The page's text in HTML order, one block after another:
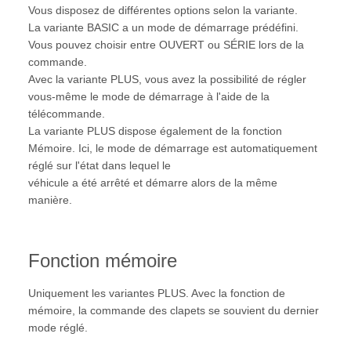
Vous disposez de différentes options selon la variante.
La variante BASIC a un mode de démarrage prédéfini.
Vous pouvez choisir entre OUVERT ou SÉRIE lors de la
commande.
Avec la variante PLUS, vous avez la possibilité de régler
vous-même le mode de démarrage à l'aide de la
télécommande.
La variante PLUS dispose également de la fonction
Mémoire. Ici, le mode de démarrage est automatiquement
réglé sur l'état dans lequel le
véhicule a été arrêté et démarre alors de la même
manière.
Fonction mémoire
Uniquement les variantes PLUS. Avec la fonction de
mémoire, la commande des clapets se souvient du dernier
mode réglé.